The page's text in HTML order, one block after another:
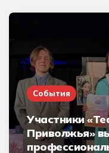
События
Участники
Приволжья»